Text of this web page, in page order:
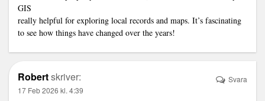
GIS
really helpful for exploring local records and maps. It’s fascinating
to see how things have changed over the years!
Robertskriver:
17 Feb 2026 kl. 4:39
Svara